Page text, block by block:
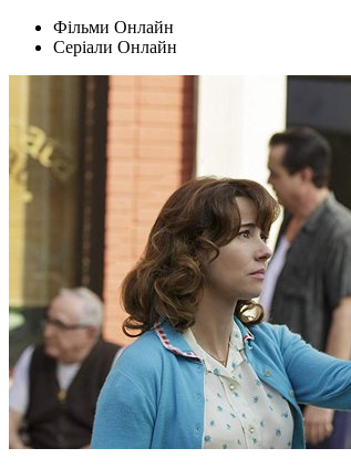
Фільми Oнлайн
Серіали Oнлайн